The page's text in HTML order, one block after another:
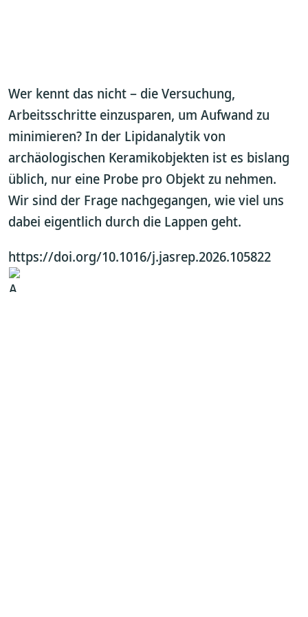
Wer kennt das nicht – die Versuchung,
Arbeitsschritte einzusparen, um Aufwand zu
minimieren? In der Lipidanalytik von
archäologischen Keramikobjekten ist es bislang
üblich, nur eine Probe pro Objekt zu nehmen.
Wir sind der Frage nachgegangen, wie viel uns
dabei eigentlich durch die Lappen geht.
https://doi.org/10.1016/j.jasrep.2026.105822